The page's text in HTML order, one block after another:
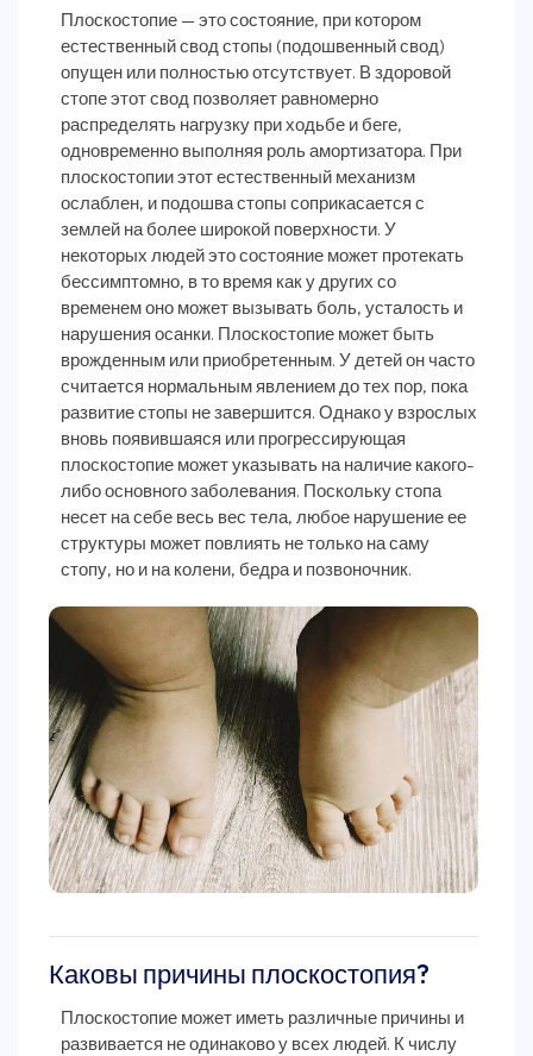
Плоскостопие — это состояние, при котором
естественный свод стопы (подошвенный свод)
опущен или полностью отсутствует. В здоровой
стопе этот свод позволяет равномерно
распределять нагрузку при ходьбе и беге,
одновременно выполняя роль амортизатора. При
плоскостопии этот естественный механизм
ослаблен, и подошва стопы соприкасается с
землей на более широкой поверхности. У
некоторых людей это состояние может протекать
бессимптомно, в то время как у других со
временем оно может вызывать боль, усталость и
нарушения осанки. Плоскостопие может быть
врожденным или приобретенным. У детей он часто
считается нормальным явлением до тех пор, пока
развитие стопы не завершится. Однако у взрослых
вновь появившаяся или прогрессирующая
плоскостопие может указывать на наличие какого-
либо основного заболевания. Поскольку стопа
несет на себе весь вес тела, любое нарушение ее
структуры может повлиять не только на саму
стопу, но и на колени, бедра и позвоночник.
Каковы причины плоскостопия?
Плоскостопие может иметь различные причины и
развивается не одинаково у всех людей. К числу